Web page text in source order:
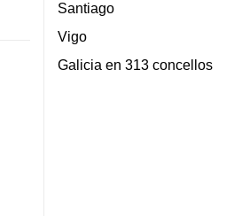
Santiago
Vigo
Galicia en 313 concellos